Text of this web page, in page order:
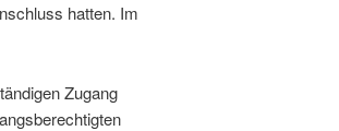
hatten. Im
Zugang